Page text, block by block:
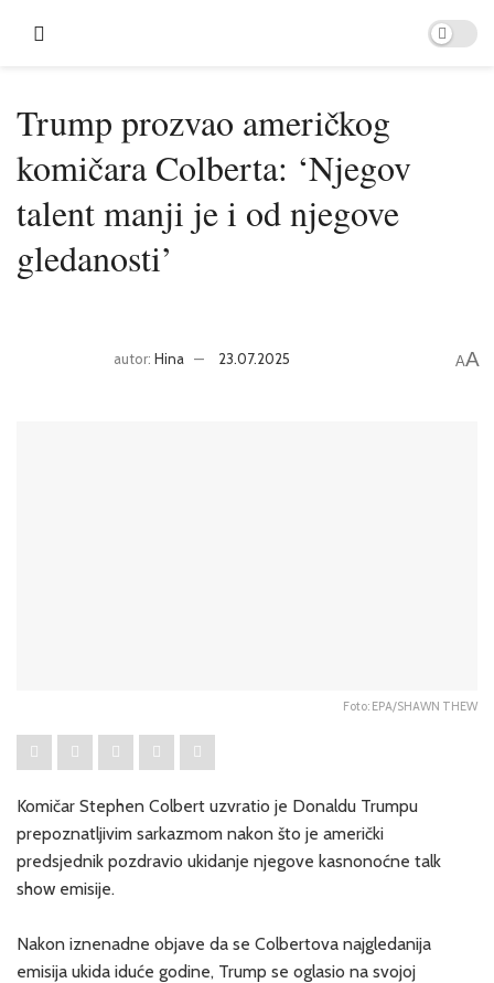
Trump prozvao američkog
komičara Colberta: ‘Njegov
talent manji je i od njegove
gledanosti’
autor: Hina 23.07.2025 AA
Foto: EPA/SHAWN THEW
Komičar Stephen Colbert uzvratio je Donaldu Trumpu
prepoznatljivim sarkazmom nakon što je američki
predsjednik pozdravio ukidanje njegove kasnonoćne talk
show emisije.
Nakon iznenadne objave da se Colbertova najgledanija
emisija ukida iduće godine, Trump se oglasio na svojoj